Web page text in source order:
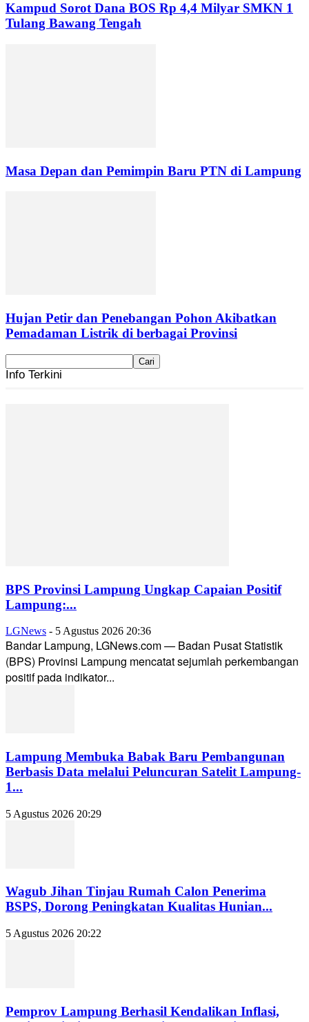
Kampud Sorot Dana BOS Rp 4,4 Milyar SMKN 1
Tulang Bawang Tengah
Masa Depan dan Pemimpin Baru PTN di Lampung
Hujan Petir dan Penebangan Pohon Akibatkan
Pemadaman Listrik di berbagai Provinsi
Info Terkini
BPS Provinsi Lampung Ungkap Capaian Positif
Lampung:...
LGNews - 5 Agustus 2026 20:36
Bandar Lampung, LGNews.com — Badan Pusat Statistik
(BPS) Provinsi Lampung mencatat sejumlah perkembangan
positif pada indikator...
Lampung Membuka Babak Baru Pembangunan
Berbasis Data melalui Peluncuran Satelit Lampung-
1...
5 Agustus 2026 20:29
Wagub Jihan Tinjau Rumah Calon Penerima
BSPS, Dorong Peningkatan Kualitas Hunian...
5 Agustus 2026 20:22
Pemprov Lampung Berhasil Kendalikan Inflasi,